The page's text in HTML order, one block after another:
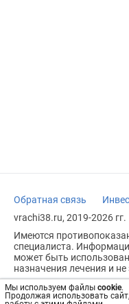
Мы используем файлы cookie.
Продолжая использовать
Обратная связь
vrachi38.ru, 2019-2026 гг.
Имеются
специалиста.
может быть
назначения лечения и
Возрастное ограничение: